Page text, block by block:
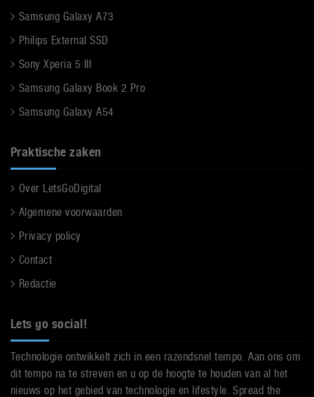
Samsung Galaxy A73
Philips External SSD
Sony Xperia 5 III
Samsung Galaxy Book 2 Pro
Samsung Galaxy A54
Praktische zaken
Over LetsGoDigital
Algemene voorwaarden
Privacy policy
Contact
Redactie
Lets go social!
Technologie ontwikkelt zich in een razendsnel tempo. Aan ons om
dit tempo na te streven en u op de hoogte te houden van al het
nieuws op het gebied van technologie en lifestyle. Spread the